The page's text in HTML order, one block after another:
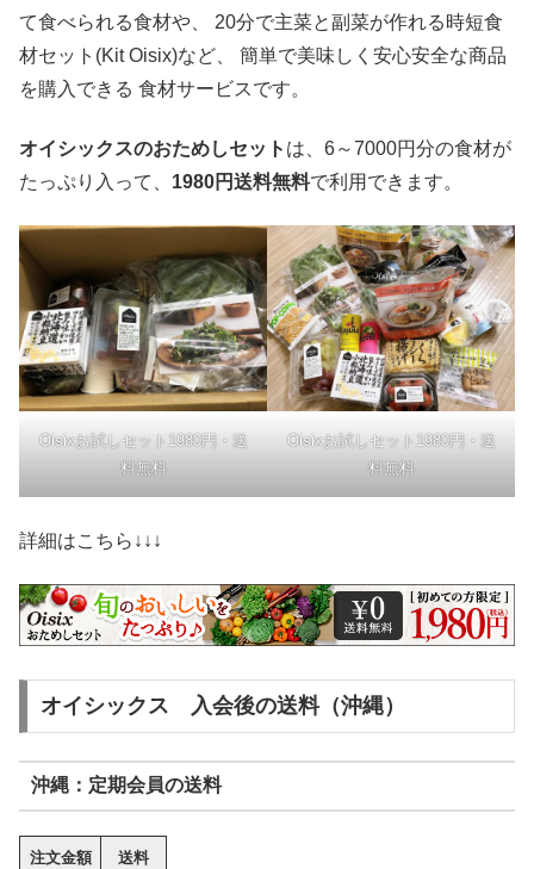
て食べられる食材や、 20分で主菜と副菜が作れる時短食
材セット(Kit Oisix)など、 簡単で美味しく安心安全な商品
を購入できる 食材サービスです。
オイシックスのおためしセット は、6～7000円分の食材が
たっぷり入って、 1980円送料無料で利用できます。
Oisixお試しセット1980円・送
料無料
Oisixお試しセット1980円・送
料無料
詳細はこちら↓↓↓
オイシックス 入会後の送料（沖縄）
沖縄：定期会員の送料
注文金額 送料